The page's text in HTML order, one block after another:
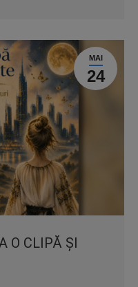
MAI
24
O CLIPĂ ȘI